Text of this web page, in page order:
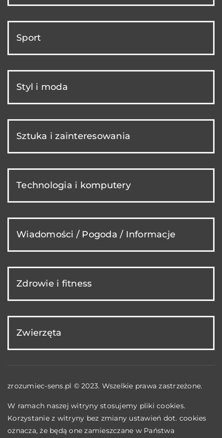
Sport
Styl i moda
Sztuka i zainteresowania
Technologia i komputery
Wiadomości / Pogoda / Informacje
Zdrowie i fitness
Zwierzęta
zrozumiec-sens.pl © 2023. Wszelkie prawa zastrzeżone.
W ramach naszej witryny stosujemy pliki cookies.
Korzystanie z witryny bez zmiany ustawień dot. cookies
oznacza, że będą one zamieszczane w Państwa